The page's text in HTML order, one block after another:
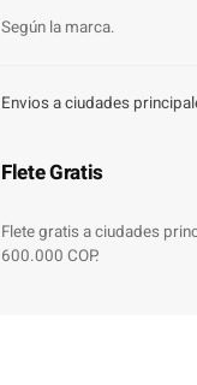
Según la marca.
Envios a ciudades
Flete Gratis
Flete gratis a ciudades
600.000 COP.